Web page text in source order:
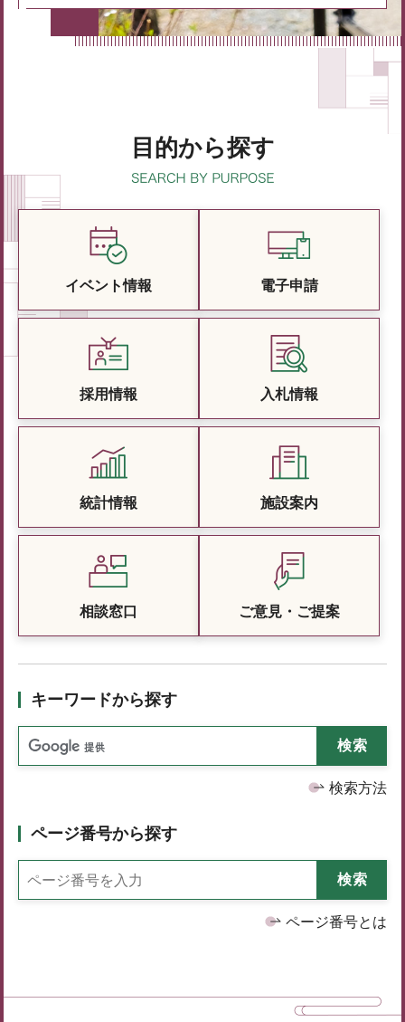
目的から探す
イベント情報 電子申請
採用情報 入札情報
統計情報 施設案内
相談窓口 ご意見・ご提案
キーワードから探す
検索方法
ページ番号から探す
ページ番号とは